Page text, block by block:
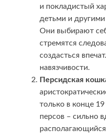
и покладистый
детьми и
Они выбирают
стремятся
создасться
навязчивости.
Персидская
только в конце
персов – сильно